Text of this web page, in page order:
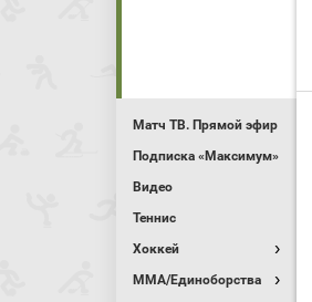
Матч ТВ. Прямой эфир
Подписка «Максимум»
Видео
Теннис
Хоккей
MMA/Единоборства